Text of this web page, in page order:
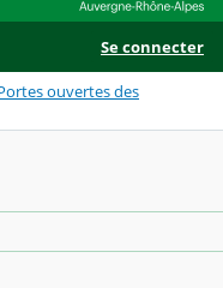
Se connecter
ouvertes des